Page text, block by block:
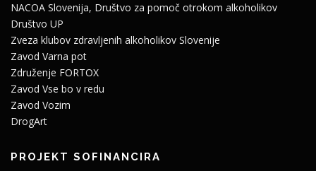
NACOA Slovenija, Društvo za pomoč otrokom alkoholikov
Društvo UP
Zveza klubov zdravljenih alkoholikov Slovenije
Zavod Varna pot
Združenje FORTOX
Zavod Vse bo v redu
Zavod Vozim
DrogArt
PROJEKT SOFINANCIRA